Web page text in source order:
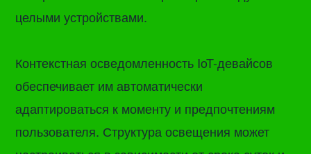
целыми устройствами.
Контекстная осведомленность IoT-девайсов
обеспечивает им автоматически
адаптироваться к моменту и предпочтениям
пользователя. Структура освещения может